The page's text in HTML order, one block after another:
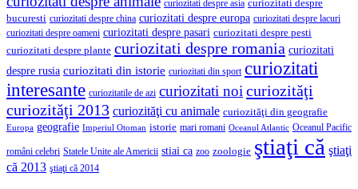
curiozitati despre asia curiozitati despre
bucuresti curiozitati despre china curiozitati despre europa curiozitati despre lacuri
curiozitati despre oameni curiozitati despre pasari curiozitati despre pesti
curiozitati despre plante curiozitati despre romania curiozitati
despre rusia curiozitati din istorie curiozitati din sport curiozitati
interesante curiozitatile de azi curiozitati noi curiozităţi
curiozităţi 2013 curiozităţi cu animale curiozităţi din geografie
Europa geografie Imperiul Otoman istorie mari romani Oceanul Atlantic Oceanul Pacific
români celebri Statele Unite ale Americii stiai ca zoo zoologie ştiaţi că ştiaţi
că 2013 ştiaţi că 2014